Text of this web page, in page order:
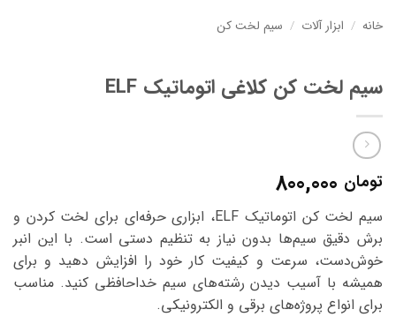
خانه / ابزار آلات / سیم لخت کن
سیم لخت کن کلاغی اتوماتیک ELF
تومان
سیم لخت کن اتوماتیک ELF، ابزاری حرفه‌ای برای لخت کردن و
برش دقیق سیم‌ها بدون نیاز به تنظیم دستی است. با این انبر
خوش‌دست، سرعت و کیفیت کار خود را افزایش دهید و برای
همیشه با آسیب دیدن رشته‌های سیم خداحافظی کنید. مناسب
برای انواع پروژه‌های برقی و الکترونیکی.